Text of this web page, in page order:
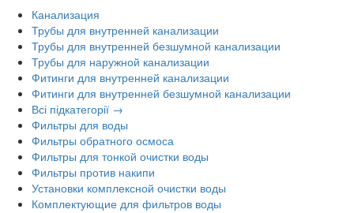
Канализация
Трубы для внутренней канализации
Трубы для внутренней безшумной канализации
Трубы для наружной канализации
Фитинги для внутренней канализации
Фитинги для внутренней безшумной канализации
Всі підкатегорії →
Фильтры для воды
Фильтры обратного осмоса
Фильтры для тонкой очистки воды
Фильтры против накипи
Установки комплексной очистки воды
Комплектующие для фильтров воды